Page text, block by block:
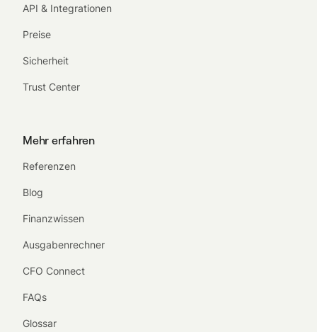
API & Integrationen
Preise
Sicherheit
Trust Center
Mehr erfahren
Referenzen
Blog
Finanzwissen
Ausgabenrechner
CFO Connect
FAQs
Glossar